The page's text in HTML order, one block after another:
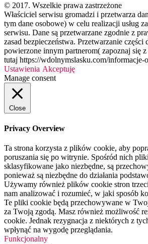
© 2017. Wszelkie prawa zastrzeżone
Właściciel serwisu gromadzi i przetwarza
tym dane osobowe) w celu realizacji usług
serwisu. Dane są przetwarzane zgodnie z
zasad bezpieczeństwa. Przetwarzanie części
powierzone innym partnerom( zapoznaj się
tutaj https://wdolnymslasku.com/informacje-
Ustawienia Akceptuję
Manage consent
Close
Privacy Overview
Ta strona korzysta z plików cookie, aby
poruszania się po witrynie. Spośród nich
sklasyfikowane jako niezbędne, są
ponieważ są niezbędne do działania
Używamy również plików cookie stron
nam analizować i rozumieć, w jaki sposób
Te pliki cookie będą przechowywane w
za Twoją zgodą. Masz również możliwość
cookie. Jednak rezygnacja z niektórych z
wpłynąć na wygodę przeglądania.
Funkcjonalny